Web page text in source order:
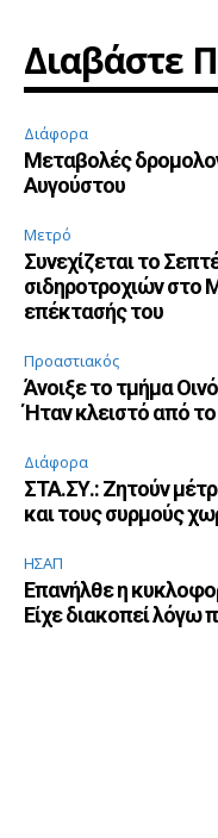
Διαβάστε
Διάφορα
Μεταβολές
Αυγούστου
Μετρό
Συνεχίζεται το
σιδηροτροχιών στο
επέκτασής του
Προαστιακός
Άνοιξε το τμήμα
Ήταν κλειστό από
Διάφορα
ΣΤΑ.ΣΥ.: Ζητούν
και τους συρμούς
ΗΣΑΠ
Επανήλθε η
Είχε διακοπεί λόγω